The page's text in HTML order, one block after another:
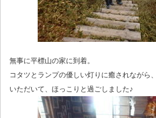
無事に平標山の家に到着。
コタツとランプの優しい灯りに癒されながら
いただいて、ほっこりと過ごしました♪